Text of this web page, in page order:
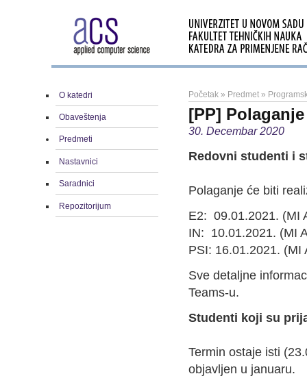
O katedri
Obaveštenja
Predmeti
Nastavnici
Saradnici
Repozitorijum
Početak » Predmet »
[PP]
30. Decembar 2020
Redovni studenti i
Polaganje će biti
E2: 09.01.2021. (MI
IN: 10.01.2021. (MI
PSI: 16.01.2021. (MI
Sve detaljne
Teams-u.
Studenti koji su
Termin ostaje isti
objavljen u januaru.